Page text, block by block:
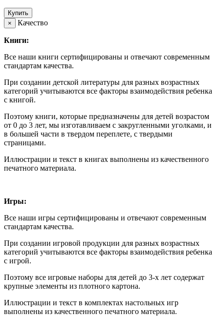
Купить
×
Качество
Книги:
Все наши книги сертифицированы и отвечают современным
стандартам качества.
При создании детской литературы для разных возрастных
категорий учитываются все факторы взаимодействия ребенка
с книгой.
Поэтому книги, которые предназначены для детей возрастом
от 0 до 3 лет, мы изготавливаем с закругленными уголками, и
в большей части в твердом переплете, с твердыми
страницами.
Иллюстрации и текст в книгах выполнены из качественного
печатного материала.
Игры:
Все наши игры сертифицированы и отвечают современным
стандартам качества.
При создании игровой продукции для разных возрастных
категорий учитываются все факторы взаимодействия ребенка
с игрой.
Поэтому все игровые наборы для детей до 3-х лет содержат
крупные элементы из плотного картона.
Иллюстрации и текст в комплектах настольных игр
выполнены из качественного печатного материала.